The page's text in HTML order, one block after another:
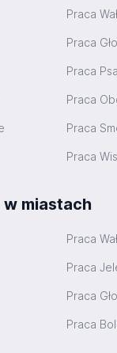
Praca
Praca
Praca
Praca
Praca
Praca
miastach
Praca
Praca
Praca
Praca